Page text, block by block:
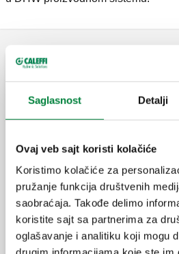
Saglasnost Detalji
Ovaj veb sajt koristi kolačiće
Koristimo kolačiće za
pružanje funkcija društvenih
saobraćaja. Takođe delimo
koristite sajt sa partnerima za
oglašavanje i analitiku koji mogu
CALEFFI XP,
Polifosfatno